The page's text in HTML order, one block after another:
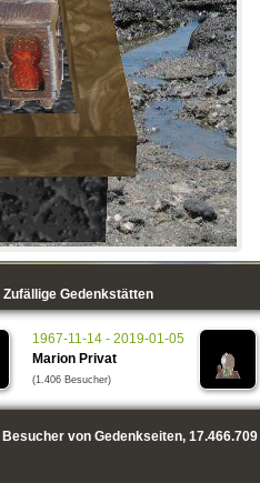
Zufällige Gedenkstätten
1967-11-14 - 2019-01-05
Marion Privat
(1.406 Besucher)
Besucher von Gedenkseiten, 17.466.709